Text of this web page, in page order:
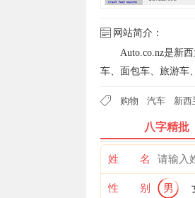
网站简介：
Auto.co.nz是新
车、面包车、旅游车
购物 汽车 新西
八字精批
姓 名
性 别 男